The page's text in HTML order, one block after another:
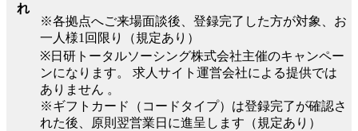
れ
※各拠点へご来場面談後、登録完了した方が対象、お
一人様1回限り（規定あり）
※日研トータルソーシング株式会社主催のキャンペー
ンになります。 求人サイト運営会社による提供では
ありません 。
※ギフトカード（コードタイプ）は登録完了が確認さ
れた後、原則翌営業日に進呈します（規定あり）